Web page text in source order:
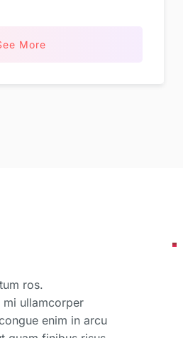
More
ros.
mi ullamcorper
enim in arcu